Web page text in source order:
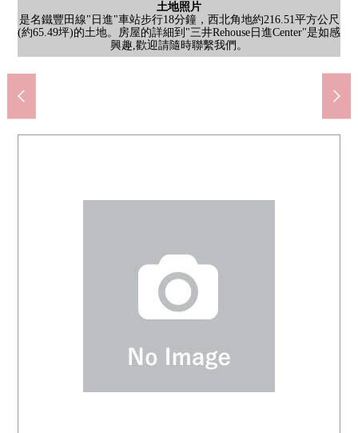
土地照片
是名鐵豐田線"日進"車站步行18分鐘，西北角地約216.51平方公尺
(約65.49坪)的土地。房屋的詳細到"三井Rehouse日進Center"是如感
興趣,歡迎請隨時聯繫我們。
土地照片
是西北角地的土地。房屋的詳細到"三井Rehouse日進Center"是如感
興趣,歡迎請隨時聯繫我們。
土地照片
房屋的詳細到"三井Rehouse日進Center"是如感興趣,歡迎請隨時聯
繫我們。(TEL:0120-988-331※星期二、水曜日定休)
土地照片
房屋的詳細到"三井Rehouse日進Center"是如感興趣,歡迎請隨時聯
繫我們。(TEL:0120-988-331※星期二、水曜日定休)
土地照片
房屋的詳細到"三井Rehouse日進Center"是如感興趣,歡迎請隨時聯
繫我們。(TEL:0120-988-331※星期二、水曜日定休)
土地照片
房屋的詳細到"三井Rehouse日進Center"是如感興趣,歡迎請隨時聯
繫我們。(TEL:0120-988-331※星期二、水曜日定休)
含有前面道路的外觀
正面寬度：北側約11.4m，西側約11.9m，前面道路幅員：北側約
5.9m，西側：約5.9m
含有前面道路的外觀
正面寬度：北側約11.4m，西側約11.9m，前面道路幅員：北側約
5.9m，西側：約5.9m
含有前面道路的外觀
正面寬度：北側約11.4m，西側約11.9m，前面道路幅員：北側約
5.9m，西側：約5.9m
Coop aichi日進商店(約860m)
梨子的樹小學(約670m)
日進東中學(約1710m)